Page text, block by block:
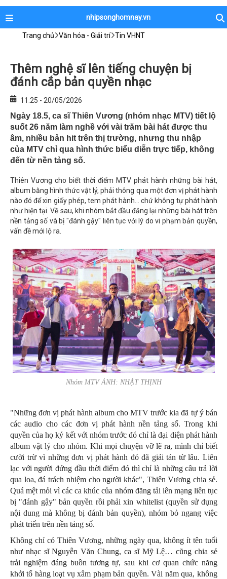
nhipsonghomnay.vn
Trang chủ Văn hóa - Giải trí Tin VHNT
Thêm nghệ sĩ lên tiếng chuyện bị
đánh cắp bản quyền nhạc
11:25 - 20/05/2026
Ngày 18.5, ca sĩ Thiên Vương (nhóm nhạc MTV) tiết lộ
suốt 26 năm làm nghề với vài trăm bài hát được thu
âm, nhiều bản hit trên thị trường, nhưng thu nhập
của MTV chỉ qua hình thức biểu diễn trực tiếp, không
đến từ nền tảng số.
Thiên Vương cho biết thời điểm MTV phát hành những bài hát,
album bằng hình thức vật lý, phải thông qua một đơn vị phát hành
nào đó để xin giấy phép, tem phát hành… chứ không tự phát hành
như hiện tại. Về sau, khi nhóm bắt đầu đăng lại những bài hát trên
nền tảng số và bị "đánh gậy" liên tục với lý do vi phạm bản quyền,
vấn đề mới lộ ra.
Nhóm MTV ẢNH: NHẬT THỊNH
"Những đơn vị phát hành album cho MTV trước kia đã tự ý bán
các audio cho các đơn vị phát hành nền tảng số. Trong khi
quyền của họ ký kết với nhóm trước đó chỉ là đại diện phát hành
album vật lý cho nhóm. Khi mọi chuyện vỡ lẽ ra, mình chỉ biết
cười trừ vì những đơn vị phát hành đó đã giải tán từ lâu. Liên
lạc với người đứng đầu thời điểm đó thì chỉ là những câu trả lời
qua loa, đá trách nhiệm cho người khác", Thiên Vương chia sẻ.
Quá mệt mỏi vì các ca khúc của nhóm đăng tải lên mạng liên tục
bị "đánh gậy" bản quyền rồi phải xin whitelist (quyền sử dụng
nội dung mà không bị đánh bản quyền), nhóm bỏ ngang việc
phát triển trên nền tảng số.
Không chỉ có Thiên Vương, những ngày qua, không ít tên tuổi
như nhạc sĩ Nguyễn Văn Chung, ca sĩ Mỹ Lệ… cũng chia sẻ
trải nghiệm đáng buồn tương tự, sau khi cơ quan chức năng
khởi tố hàng loạt vụ xâm phạm bản quyền. Vài năm qua, không